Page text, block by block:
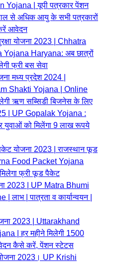
Yojana | यूपी पत्रकार पेंशन
से अधिक आयु के सभी पत्रकारों
आवेदन
योजना 2023 | Chhatra
Haryana: अब छात्रों
फ्री बस सेवा
मध्य प्रदेश 2024 |
Shakti Yojana | Online
ऋण सब्सिडी बिजनेस के लिए
| UP Gopalak Yojana :
युवाओं को मिलेंगा 9 लाख रूपये
योजना 2023 | राजस्थान फूड
Food Packet Yojana
फ्री फूड पैकेट
2023 | UP Matra Bhumi
| पात्रता व कार्यान्वयन |
2023 | Uttarakhand
| हर महीने मिलेगी 1500
कैसे करें, पेंशन स्टेटस
2023। UP Krishi